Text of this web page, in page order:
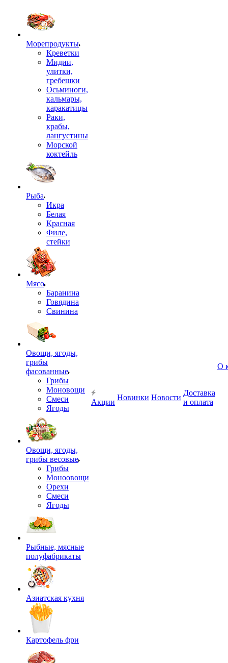
Морепродукты
Креветки
Мидии,
улитки,
гребешки
Осьминоги,
кальмары,
каракатицы
Раки,
крабы,
лангустины
Морской
коктейль
Рыба
Икра
Белая
Красная
Филе,
стейки
Мясо
Баранина
Говядина
Свинина
Овощи, ягоды,
грибы
фасованные
Грибы
Моновощи
Смеси
Ягоды
Овощи, ягоды,
грибы весовые
Грибы
Моноовощи
Орехи
Смеси
Ягоды
Рыбные, мясные
полуфабрикаты
Азиатская кухня
Картофель фри
Акции
Новинки Новости
Доставка
и оплата
О